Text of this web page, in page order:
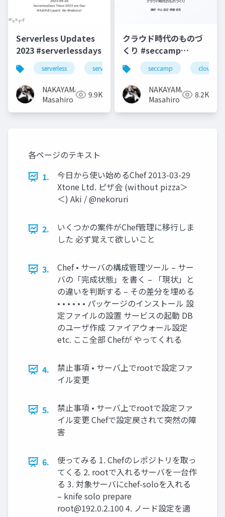
Serverless Updates
2023 #serverlessdays
serverless serverlessdays
NAKAYAMA
Masahiro
9.9K
クラウド時代のものづ
くり #seccamp
#seccamp2021b3
seccamp cloud
NAKAYAMA
Masahiro
8.2K
各ページのテキスト
1.
今日から使い始めるChef 2013-03-29
Xtone Ltd. ピザ会 (without pizza＞
＜) Aki / @nekoruri
2.
いくつかの案件がChef管理に移行しま
した 必ず覚えて欲しいこと
3.
Chef • サーバの構成管理ツール – サー
バの「完成状態」を書く – 「現状」と
の違いを判断する – その差分を埋める
• • • • • • パッケージのインストール 設
定ファイルの設置 サービスの起動 DB
のユーザ作成 ファイアウォール設定
etc. ここ全部 Chefが やってくれる
4.
禁止事項 • サーバ上でrootで設定ファ
イル変更
5.
禁止事項 • サーバ上でrootで設定ファ
イル変更 Chefで設定戻されて突然の障
害
6.
使ってみる 1. Chefのレポジトリを取っ
てくる 2. rootで入れるサーバを一台作
る 3. 対象サーバにchef-soloを入れる
– knife solo prepare
root@192.0.2.100 4. ノード設定を適